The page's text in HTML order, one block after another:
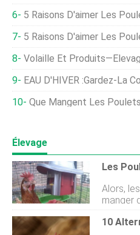
5 Raisons D'aimer Les
5 Raisons D'aimer Les
Volaille Et Produits—Élevage
EAU D'HIVER :Gardez-La
Que Mangent Les
Élevage
Alors,
manger
sont de
Ainsi,